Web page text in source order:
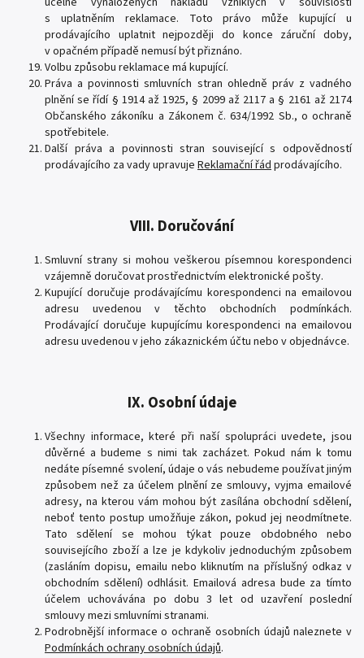
s uplatněním reklamace. Toto právo může kupující u
prodávajícího uplatnit nejpozději do konce záruční doby,
v opačném případě nemusí být přiznáno.
Volbu způsobu reklamace má kupující.
Práva a povinnosti smluvních stran ohledně práv z vadného
plnění se řídí § 1914 až 1925, § 2099 až 2117 a § 2161 až 2174
Občanského zákoníku a Zákonem č. 634/1992 Sb., o ochraně
spotřebitele.
Další práva a povinnosti stran související s odpovědností
prodávajícího za vady upravuje Reklamační řád prodávajícího.
VIII. Doručování
Smluvní strany si mohou veškerou písemnou korespondenci
vzájemně doručovat prostřednictvím elektronické pošty.
Kupující doručuje prodávajícímu korespondenci na emailovou
adresu uvedenou v těchto obchodních podmínkách.
Prodávající doručuje kupujícímu korespondenci na emailovou
adresu uvedenou v jeho zákaznickém účtu nebo v objednávce.
IX. Osobní údaje
Všechny informace, které při naší spolupráci uvedete, jsou
důvěrné a budeme s nimi tak zacházet. Pokud nám k tomu
nedáte písemné svolení, údaje o vás nebudeme používat jiným
způsobem než za účelem plnění ze smlouvy, vyjma emailové
adresy, na kterou vám mohou být zasílána obchodní sdělení,
neboť tento postup umožňuje zákon, pokud jej neodmítnete.
Tato sdělení se mohou týkat pouze obdobného nebo
souvisejícího zboží a lze je kdykoliv jednoduchým způsobem
(zasláním dopisu, emailu nebo kliknutím na příslušný odkaz v
obchodním sdělení) odhlásit. Emailová adresa bude za tímto
účelem uchovávána po dobu 3 let od uzavření poslední
smlouvy mezi smluvními stranami.
Podrobnější informace o ochraně osobních údajů naleznete v
Podmínkách ochrany osobních údajů.